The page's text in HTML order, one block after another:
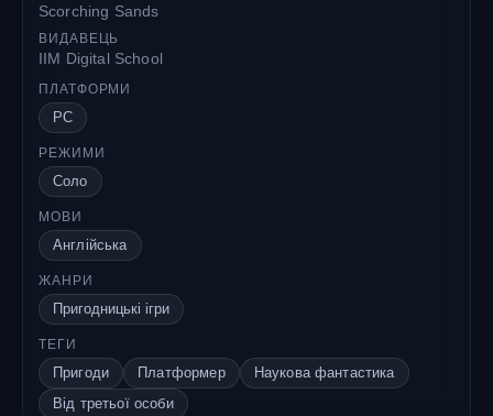
Scorching Sands
ВИДАВЕЦЬ
IIM Digital School
ПЛАТФОРМИ
PC
РЕЖИМИ
Соло
МОВИ
Англійська
ЖАНРИ
Пригодницькі ігри
ТЕГИ
Пригоди Платформер
Наукова фантастика
Від третьої особи